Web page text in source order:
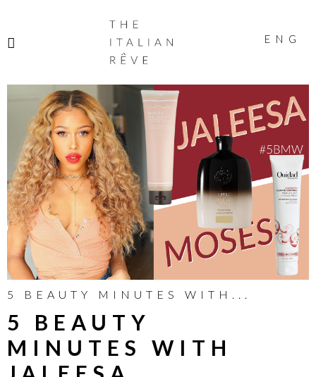
ITALIAN
RÊVE
ENG
5 BEAUTY MINUTES WITH...
5 BEAUTY
MINUTES WITH